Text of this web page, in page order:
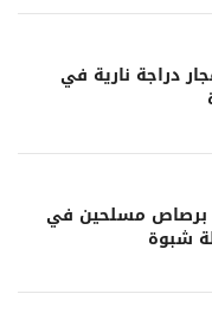
دراجة نارية في
برصاص مسلحين في
شبوة